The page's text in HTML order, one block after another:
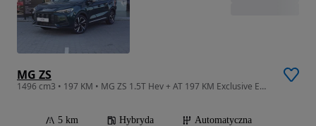
MG ZS
1496 cm3 • 197 KM • MG ZS 1.5T Hev + AT 197 KM Exclusive Emerald Green
5 km Hybryda
Automatyczna